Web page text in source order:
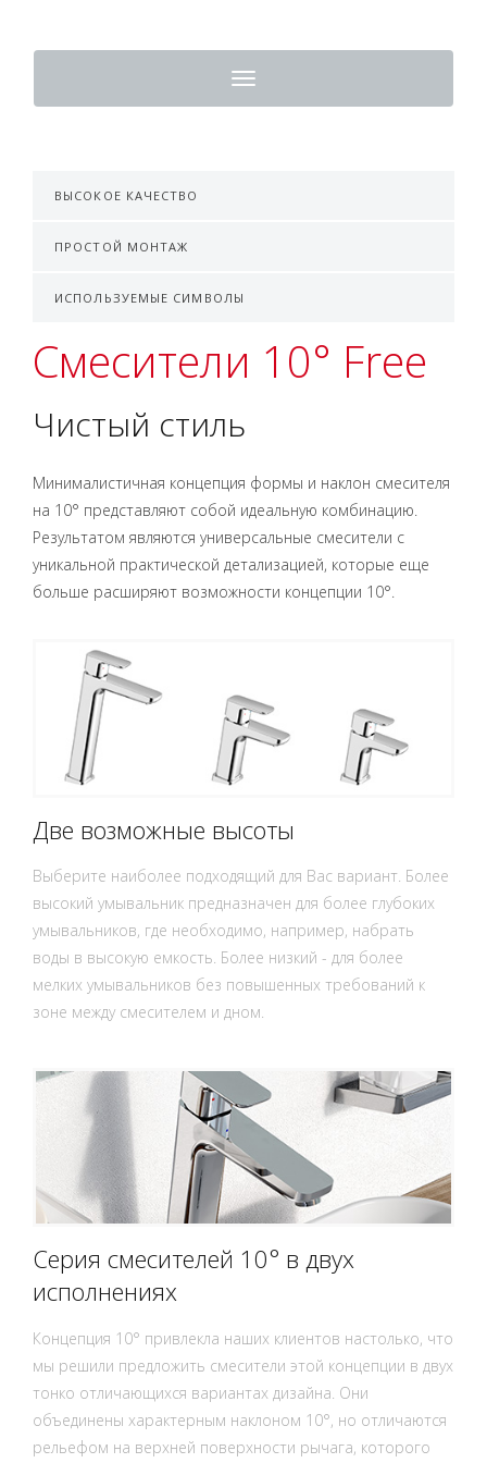
Toggle
navigation
ВЫСОКОЕ КАЧЕСТВО
ПРОСТОЙ МОНТАЖ
ИСПОЛЬЗУЕМЫЕ СИМВОЛЫ
Смесители 10° Free
Чистый стиль
Минималистичная концепция формы и наклон смесителя
на 10° представляют собой идеальную комбинацию.
Результатом являются универсальные смесители с
уникальной практической детализацией, которые еще
больше расширяют возможности концепции 10°.
Две возможные высоты
Выберите наиболее подходящий для Вас вариант. Более
высокий умывальник предназначен для более глубоких
умывальников, где необходимо, например, набрать
воды в высокую емкость. Более низкий - для более
мелких умывальников без повышенных требований к
зоне между смесителем и дном.
Серия смесителей 10° в двух
исполнениях
Концепция 10° привлекла наших клиентов настолько, что
мы решили предложить смесители этой концепции в двух
тонко отличающихся вариантах дизайна. Они
объединены характерным наклоном 10°, но отличаются
рельефом на верхней поверхности рычага, которого